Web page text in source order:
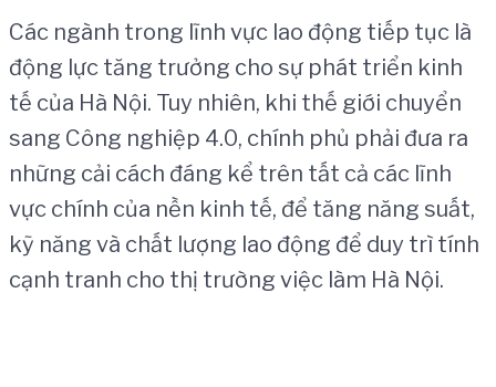
Các ngành trong lĩnh vực lao động tiếp tục là
động lực tăng trưởng cho sự phát triển kinh
tế của Hà Nội. Tuy nhiên, khi thế giới chuyển
sang Công nghiệp 4.0, chính phủ phải đưa ra
những cải cách đáng kể trên tất cả các lĩnh
vực chính của nền kinh tế, để tăng năng suất,
kỹ năng và chất lượng lao động để duy trì tính
cạnh tranh cho thị trường việc làm Hà Nội.